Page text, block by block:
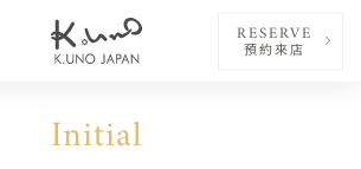
RESERVE
預約來店
Initial